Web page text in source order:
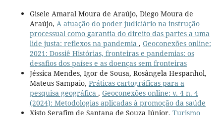
Gisele Amaral Moura de Araújo, Diego Moura de
Araújo, A atuação do poder judiciário na instrução
processual como garantia do direito das partes a uma
lide justa: reflexos na pandemia , Geoconexões online:
2021: Dossiê Histórias, fronteiras e pandemias: os
desafios dos países e as doenças sem fronteiras
Jéssica Mendes, Igor de Sousa, Rosângela Hespanhol,
Mateus Sampaio, Práticas cartográficas para a
pesquisa geográfica , Geoconexões online: v. 4 n. 4
(2024): Metodologias aplicadas à promoção da saúde
Xisto Serafim de Santana de Souza Júnior, Turismo